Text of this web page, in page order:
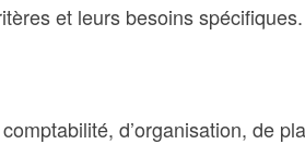
et leurs besoins spécifiques.
d’organisation, de